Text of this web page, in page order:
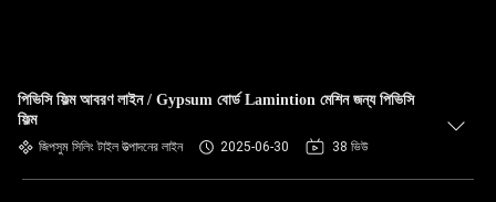
পিভিসি ফিল্ম আবরণ লাইন / Gypsum বোর্ড Lamintion মেশিন জন্য পিভিসি
ফিল্ম
জিপসুম সিলিং টাইল উত্পাদনের লাইন 2025-06-30 38 ভিউ